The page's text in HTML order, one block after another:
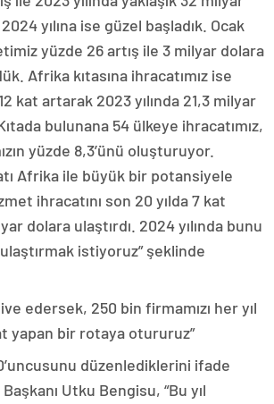
yılına ise güzel başladık. Ocak
yüzde 26 artış ile 3 milyar dolara
Afrika kıtasına ihracatımız ise
kat artarak 2023 yılında 21,3 milyar
bulunana 54 ülkeye ihracatımız,
yüzde 8,3’ünü oluşturuyor.
Afrika ile büyük bir potansiyele
ihracatını son 20 yılda 7 kat
dolara ulaştırdı. 2024 yılında bunu
istiyoruz” şeklinde
edersek, 250 bin firmamızı her yıl
yapan bir rotaya otururuz”
düzenlediklerini ifade
Utku Bengisu, “Bu yıl